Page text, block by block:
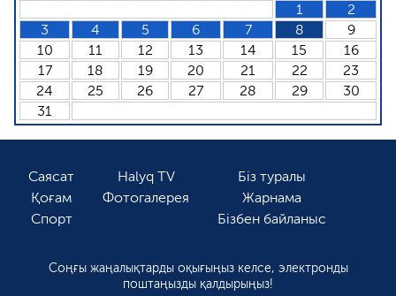
1
2
3
4 5 6 7 8
9
10
11 12 13 14 15
16
17
18 19 20 21 22
23
24
25 26 27 28 29
30
31
Саясат
Қоғам
Спорт
Halyq TV
Фотогалерея
Біз туралы
Жарнама
Бізбен байланыс
Соңғы жаңалықтарды оқығыңыз келсе, электронды
поштаңызды қалдырыңыз!